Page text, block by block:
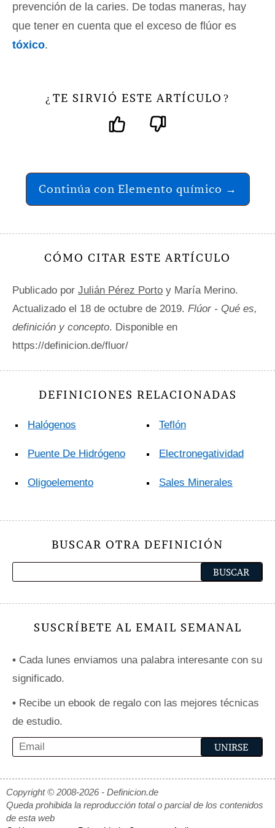
prevención de la caries. De todas maneras, hay
que tener en cuenta que el exceso de flúor es
tóxico.
¿ TE SIRVIÓ ESTE ARTÍCULO ?
Continúa con Elemento químico →
CÓMO CITAR ESTE ARTÍCULO
Publicado por Julián Pérez Porto y María Merino.
Actualizado el 18 de octubre de 2019. Flúor - Qué es,
definición y concepto. Disponible en
https://definicion.de/fluor/
DEFINICIONES RELACIONADAS
Halógenos
Puente De Hidrógeno
Oligoelemento
Teflón
Electronegatividad
Sales Minerales
BUSCAR OTRA DEFINICIÓN
SUSCRÍBETE AL EMAIL SEMANAL
• Cada lunes enviamos una palabra interesante con su
significado.
• Recibe un ebook de regalo con las mejores técnicas
de estudio.
Copyright © 2008-2026 - Definicion.de
Queda prohibida la reproducción total o parcial de los contenidos
de esta web